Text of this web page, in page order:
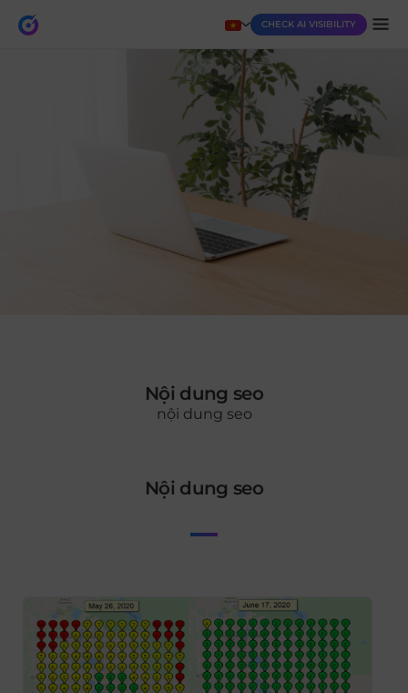
CHECK AI VISIBILITY
nội dung seo
nội dung seo
nội dung seo